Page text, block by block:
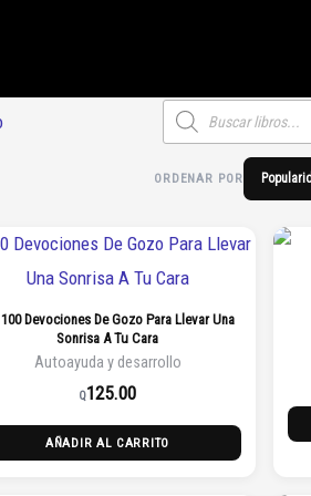
Búsqueda
de
productos
ORDENAR POR
100 Devociones De Gozo Para Llevar Una
Sonrisa A Tu Cara
Autoayuda y desarrollo
Q125.00
AÑADIR AL CARRITO